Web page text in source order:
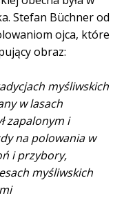
Stefan Büchner od
ojca, które
obraz:
myśliwskich
w lasach
zapalonym i
na polowania w
i przybory,
myśliwskich